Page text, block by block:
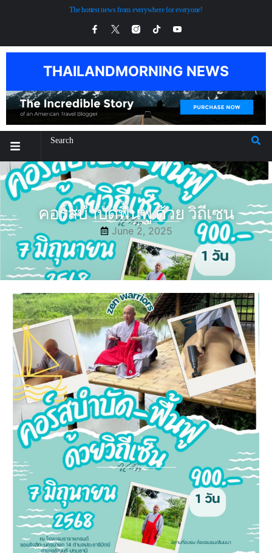
The hottest news from everywhere for everyone!
THAILANDMORNING NEWS
คอร์สบำบัดฟื้นฟู ด้วย วิถีเซน
June 2, 2025